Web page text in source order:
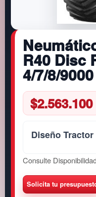
R40 Disc
4/7/8/
$2.563.100
Diseño Tractor
Consulte